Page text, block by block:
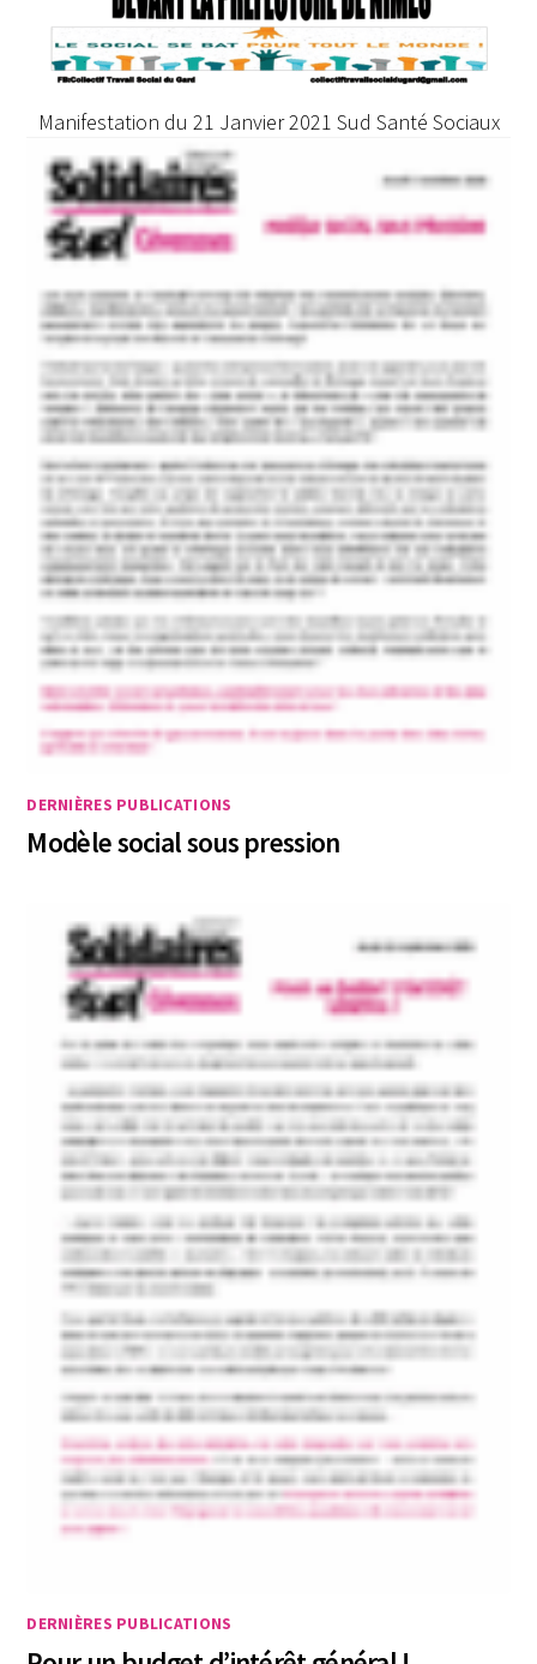
Manifestation du 21 Janvier 2021 Sud Santé Sociaux
DERNIÈRES PUBLICATIONS
Modèle social sous pression
DERNIÈRES PUBLICATIONS